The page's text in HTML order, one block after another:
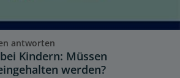
antworten
Kindern: Müssen
werden?